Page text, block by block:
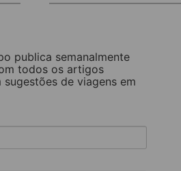
publica semanalmente
todos os artigos
de viagens em